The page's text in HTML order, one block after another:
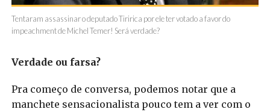
Tentaram assassinar o deputado Tiririca por ele ter votado a favor do
impeachment de Michel Temer! Será verdade?
Verdade ou farsa?
Pra começo de conversa, podemos notar que a
manchete sensacionalista pouco tem a ver com o